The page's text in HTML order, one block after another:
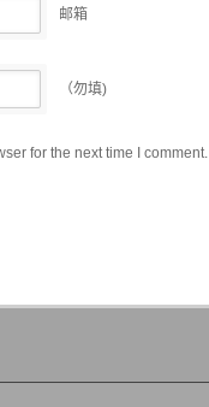
邮箱
（勿填)
for the next time I comment.